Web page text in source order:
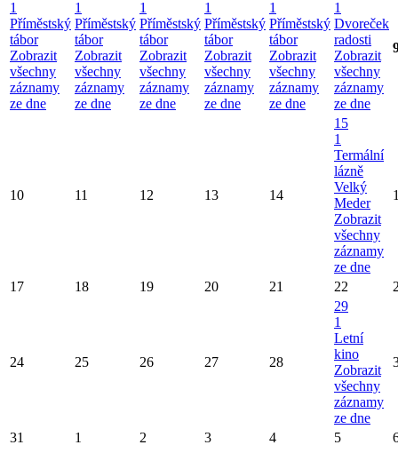
1
Příměstský
tábor
Zobrazit
všechny
záznamy
ze dne
1
Příměstský
tábor
Zobrazit
všechny
záznamy
ze dne
1
Příměstský
tábor
Zobrazit
všechny
záznamy
ze dne
1
Příměstský
tábor
Zobrazit
všechny
záznamy
ze dne
1
Příměstský
tábor
Zobrazit
všechny
záznamy
ze dne
1
Dvoreček
radosti
Zobrazit
všechny
záznamy
ze dne
10 11 12 13 14
15
1
Termální
lázně
Velký
Meder
Zobrazit
všechny
záznamy
ze dne
17 18 19 20 21 22
24 25 26 27 28
29
1
Letní
kino
Zobrazit
všechny
záznamy
ze dne
31 1 2 3 4 5